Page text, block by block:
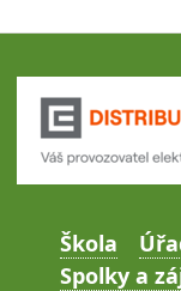
Škola
Spolky a